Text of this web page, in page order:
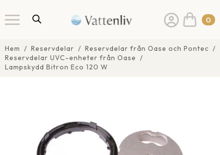
0
Hem Reservdelar
Reservdelar från Oase och Pontec
Reservdelar UVC-enheter från Oase
Lampskydd Bitron Eco 120 W